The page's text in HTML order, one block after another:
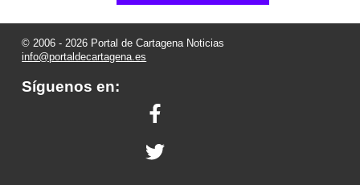
© 2006 - 2026 Portal de Cartagena Noticias
info@portaldecartagena.es
Síguenos en: